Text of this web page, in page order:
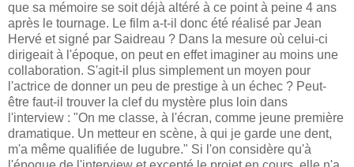
que sa mémoire se soit déjà altéré à ce point à peine 4 ans
après le tournage. Le film a-t-il donc été réalisé par Jean
Hervé et signé par Saidreau ? Dans la mesure où celui-ci
dirigeait à l'époque, on peut en effet imaginer au moins une
collaboration. S'agit-il plus simplement un moyen pour
l'actrice de donner un peu de prestige à un échec ? Peut-
être faut-il trouver la clef du mystère plus loin dans
l'interview : "On me classe, à l'écran, comme jeune première
dramatique. Un metteur en scène, à qui je garde une dent,
m'a même qualifiée de lugubre." Si l'on considère qu'à